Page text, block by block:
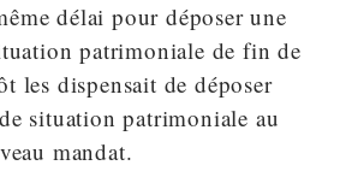
délai pour déposer une
patrimoniale de fin de
les dispensait de déposer
situation patrimoniale au
mandat.